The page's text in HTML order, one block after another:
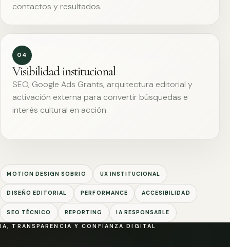
contactos y resultados.
04
Visibilidad institucional
SEO, Google Ads Grants, arquitectura editorial y
activación externa para convertir búsquedas e
interés cultural en acción.
MOTION DESIGN SOBRIO UX INSTITUCIONAL
DISEÑO EDITORIAL PERFORMANCE ACCESIBILIDAD
SEO TÉCNICO REPORTING IA RESPONSABLE
IA, TRANSPARENCIA Y CONFIANZA DIGITAL